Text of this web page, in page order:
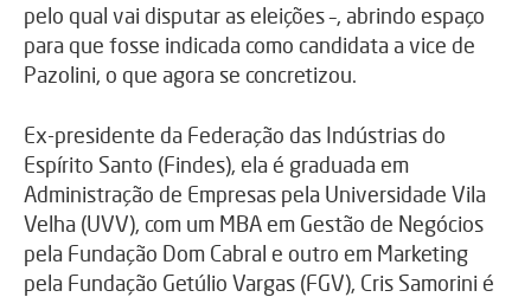
pelo qual vai disputar as eleições –, abrindo espaço
para que fosse indicada como candidata a vice de
Pazolini, o que agora se concretizou.
Ex-presidente da Federação das Indústrias do
Espírito Santo (Findes), ela é graduada em
Administração de Empresas pela Universidade Vila
Velha (UVV), com um MBA em Gestão de Negócios
pela Fundação Dom Cabral e outro em Marketing
pela Fundação Getúlio Vargas (FGV), Cris Samorini é